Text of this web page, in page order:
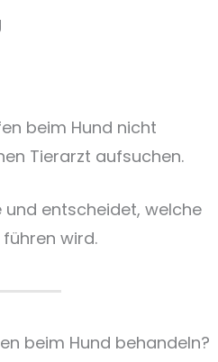
beim Hund nicht
Tierarzt aufsuchen.
und entscheidet, welche
wird.
beim Hund behandeln?